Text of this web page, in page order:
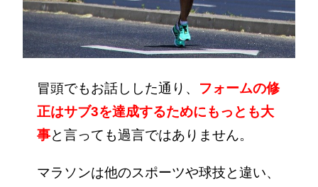
冒頭でもお話しした通り、 フォームの修
正はサブ3を達成するためにもっとも大
事と言っても過言ではありません。
マラソンは他のスポーツや球技と違い、